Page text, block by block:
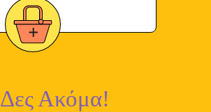
Δες Ακόμα!